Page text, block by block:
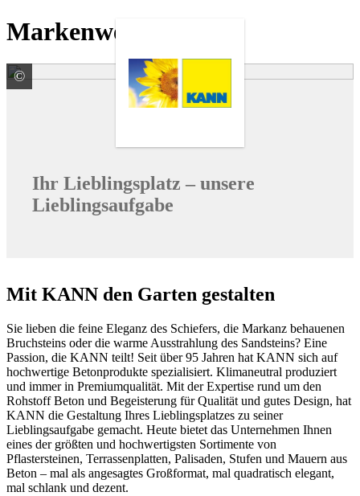
Markenwelten
© KANN GmbH Baustoffwerke
Ihr Lieblingsplatz – unsere
Lieblingsaufgabe
Mit KANN den Garten gestalten
Sie lieben die feine Eleganz des Schiefers, die Markanz behauenen
Bruchsteins oder die warme Ausstrahlung des Sandsteins? Eine
Passion, die KANN teilt! Seit über 95 Jahren hat KANN sich auf
hochwertige Betonprodukte spezialisiert. Klimaneutral produziert
und immer in Premiumqualität. Mit der Expertise rund um den
Rohstoff Beton und Begeisterung für Qualität und gutes Design, hat
KANN die Gestaltung Ihres Lieblingsplatzes zu seiner
Lieblingsaufgabe gemacht. Heute bietet das Unternehmen Ihnen
eines der größten und hochwertigsten Sortimente von
Pflastersteinen, Terrassenplatten, Palisaden, Stufen und Mauern aus
Beton – mal als angesagtes Großformat, mal quadratisch elegant,
mal schlank und dezent.